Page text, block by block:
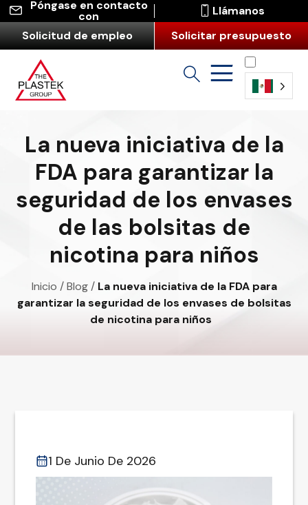
Póngase en contacto
con
Llámanos
Solicitud de empleo
Solicitar presupuesto
(América
La nueva iniciativa de la
FDA para garantizar la
seguridad de los envases
de las bolsitas de
nicotina para niños
Inicio /Blog/ La nueva iniciativa de la FDA para
garantizar la seguridad de los envases de bolsitas
de nicotina para niños
1 De Junio De 2026